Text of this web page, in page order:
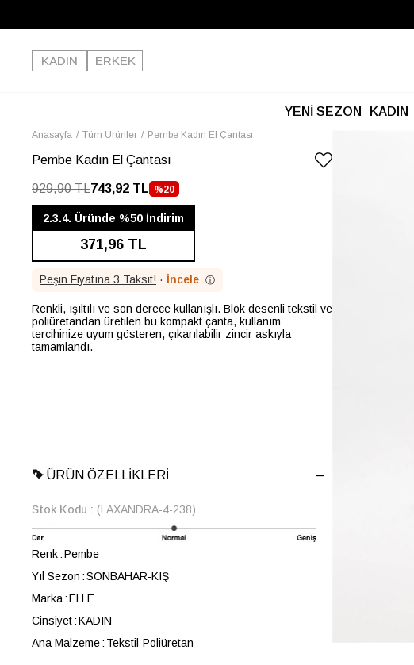
KADIN
ERKEK
YENİ SEZON KADIN
Anasayfa Tüm Ürünler Pembe Kadın El Çantası
Pembe Kadın El Çantası
929,90 TL743,92 TL %20
İNDIRIM
2.3.4. Üründe %50 İndirim
371,96 TL
Peşin Fiyatına 3 Taksit! · İncele ⓘ
Renkli, ışıltılı ve son derece kullanışlı. Blok desenli tekstil ve
poliüretandan üretilen bu kompakt çanta, kullanım
tercihinize uyum gösteren, çıkarılabilir zincir askıyla
tamamlandı.
ÜRÜN ÖZELLIKLERI
Stok Kodu (LAXANDRA-4-238)
Renk Pembe
Yıl Sezon SONBAHAR-KIŞ
Marka ELLE
Cinsiyet KADIN
Ana Malzeme Tekstil-Poliüretan